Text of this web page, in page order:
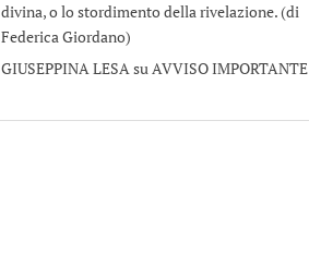
divina, o lo stordimento della rivelazione. (di
Federica Giordano)
GIUSEPPINA LESAsuAVVISO IMPORTANTE